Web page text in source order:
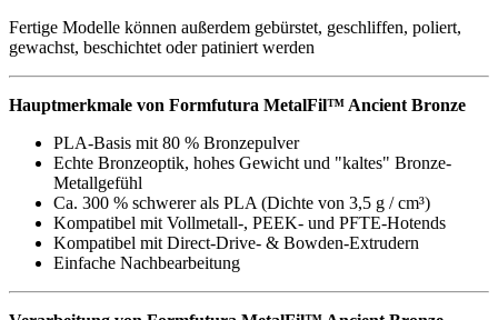
Fertige Modelle können außerdem gebürstet, geschliffen, poliert,
gewachst, beschichtet oder patiniert werden
Hauptmerkmale von Formfutura MetalFil™ Ancient Bronze
PLA-Basis mit 80 % Bronzepulver
Echte Bronzeoptik, hohes Gewicht und "kaltes" Bronze-
Metallgefühl
Ca. 300 % schwerer als PLA (Dichte von 3,5 g / cm³)
Kompatibel mit Vollmetall-, PEEK- und PFTE-Hotends
Kompatibel mit Direct-Drive- & Bowden-Extrudern
Einfache Nachbearbeitung